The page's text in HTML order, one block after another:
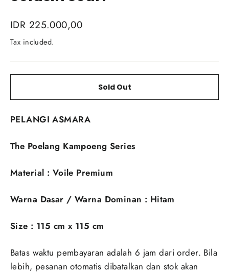
Regular
price
IDR 225.000,00
Tax included.
Sold Out
PELANGI ASMARA
The Poelang Kampoeng Series
Material : Voile Premium
Warna Dasar / Warna Dominan : Hitam
Size : 115 cm x 115 cm
Batas waktu pembayaran adalah 6 jam dari order. Bila
lebih, pesanan otomatis dibatalkan dan stok akan